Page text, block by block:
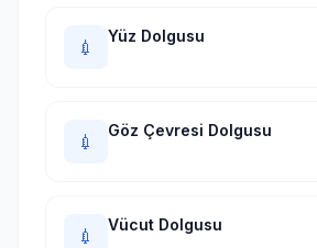
💉
Yüz Dolgusu
💉
Göz Çevresi Dolgusu
💉
Vücut Dolgusu